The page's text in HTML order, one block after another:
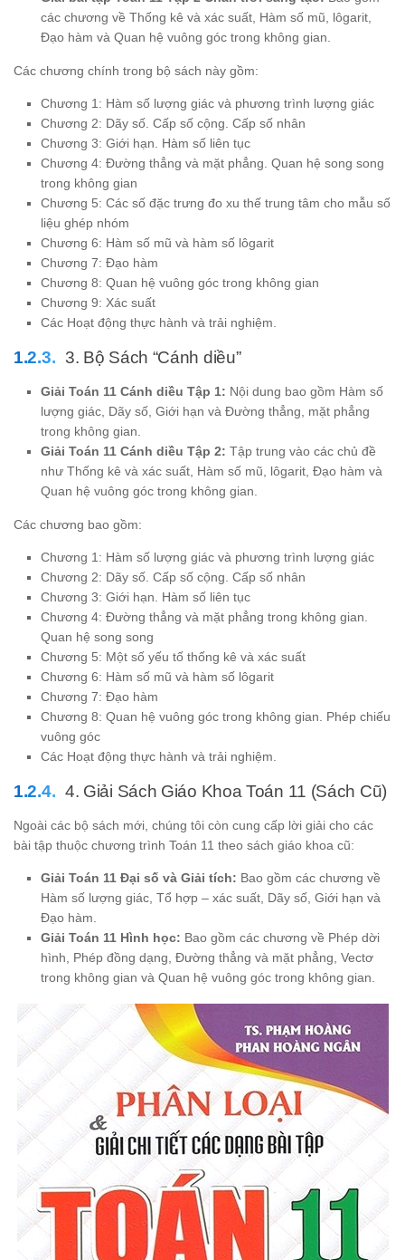
các chương về Thống kê và xác suất, Hàm số mũ, lôgarit,
Đạo hàm và Quan hệ vuông góc trong không gian.
Các chương chính trong bộ sách này gồm:
Chương 1: Hàm số lượng giác và phương trình lượng giác
Chương 2: Dãy số. Cấp số cộng. Cấp số nhân
Chương 3: Giới hạn. Hàm số liên tục
Chương 4: Đường thẳng và mặt phẳng. Quan hệ song song
trong không gian
Chương 5: Các số đặc trưng đo xu thế trung tâm cho mẫu số
liệu ghép nhóm
Chương 6: Hàm số mũ và hàm số lôgarit
Chương 7: Đạo hàm
Chương 8: Quan hệ vuông góc trong không gian
Chương 9: Xác suất
Các Hoạt động thực hành và trải nghiệm.
3. Bộ Sách “Cánh diều”
Giải Toán 11 Cánh diều Tập 1: Nội dung bao gồm Hàm số
lượng giác, Dãy số, Giới hạn và Đường thẳng, mặt phẳng
trong không gian.
Giải Toán 11 Cánh diều Tập 2: Tập trung vào các chủ đề
như Thống kê và xác suất, Hàm số mũ, lôgarit, Đạo hàm và
Quan hệ vuông góc trong không gian.
Các chương bao gồm:
Chương 1: Hàm số lượng giác và phương trình lượng giác
Chương 2: Dãy số. Cấp số cộng. Cấp số nhân
Chương 3: Giới hạn. Hàm số liên tục
Chương 4: Đường thẳng và mặt phẳng trong không gian.
Quan hệ song song
Chương 5: Một số yếu tố thống kê và xác suất
Chương 6: Hàm số mũ và hàm số lôgarit
Chương 7: Đạo hàm
Chương 8: Quan hệ vuông góc trong không gian. Phép chiếu
vuông góc
Các Hoạt động thực hành và trải nghiệm.
4. Giải Sách Giáo Khoa Toán 11 (Sách Cũ)
Ngoài các bộ sách mới, chúng tôi còn cung cấp lời giải cho các
bài tập thuộc chương trình Toán 11 theo sách giáo khoa cũ:
Giải Toán 11 Đại số và Giải tích: Bao gồm các chương về
Hàm số lượng giác, Tổ hợp – xác suất, Dãy số, Giới hạn và
Đạo hàm.
Giải Toán 11 Hình học: Bao gồm các chương về Phép dời
hình, Phép đồng dạng, Đường thẳng và mặt phẳng, Vectơ
trong không gian và Quan hệ vuông góc trong không gian.